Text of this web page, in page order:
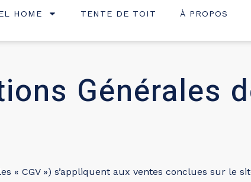
HOME TENTE DE TOIT À PROPOS
Générales
« CGV ») s’appliquent aux ventes conclues sur le